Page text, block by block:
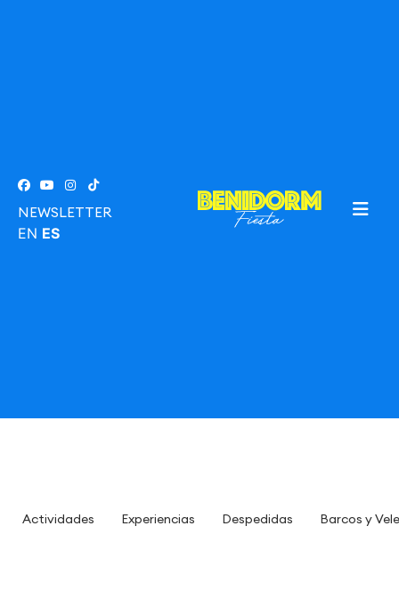
NEWSLETTER
EN ES
Actividades Experiencias Despedidas Barcos y